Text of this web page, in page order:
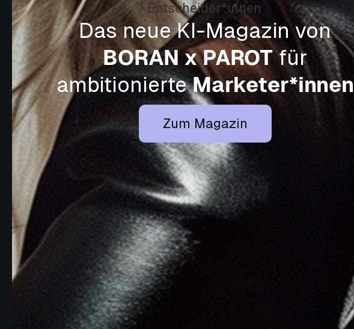
Das neue KI-Magazin von
BORAN x PAROTfür
ambitionierteMarketer*innen
Zum Magazin